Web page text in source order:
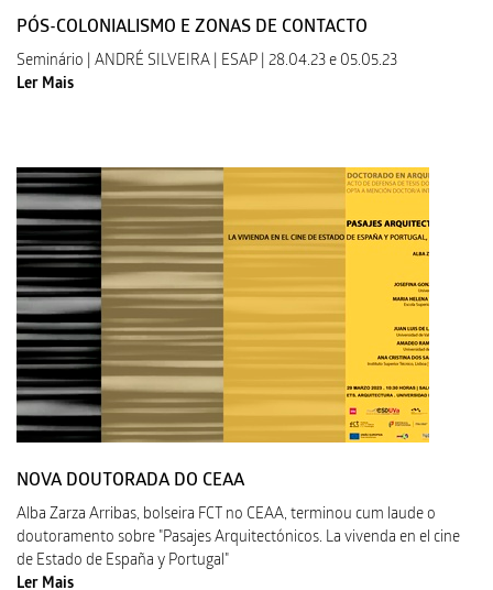
PÓS-COLONIALISMO E ZONAS DE CONTACTO
Seminário | ANDRÉ SILVEIRA | ESAP | 28.04.23 e 05.05.23
Ler Mais
NOVA DOUTORADA DO CEAA
Alba Zarza Arribas, bolseira FCT no CEAA, terminou cum laude o
doutoramento sobre "Pasajes Arquitectónicos. La vivenda en el cine
de Estado de España y Portugal"
Ler Mais